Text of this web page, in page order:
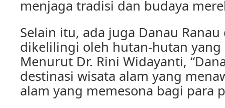
menjaga tradisi dan budaya
Selain itu, ada juga Danau
dikelilingi oleh hutan-hutan yang
Menurut Dr. Rini Widayanti,
destinasi wisata alam yang
alam yang memesona bagi para